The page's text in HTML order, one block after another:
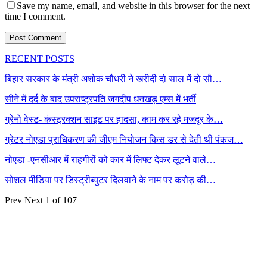
Save my name, email, and website in this browser for the next
time I comment.
RECENT POSTS
बिहार सरकार के मंत्री अशोक चौधरी ने खरीदी दो साल में दो सौ…
सीने में दर्द के बाद उपराष्ट्रपति जगदीप धनखड़ एम्स में भर्ती
ग्रेनो वेस्ट- कंस्ट्रक्शन साइट पर हादसा, काम कर रहे मजदूर के…
ग्रेटर नोएडा प्राधिकरण की जीएम नियोजन किस डर से देती थी पंकज…
नोएडा -एनसीआर में राहगीरों को कार में लिफ्ट देकर लूटने वाले…
सोशल मीडिया पर डिस्ट्रीब्युटर दिलवाने के नाम पर करोड़ की…
Prev Next 1 of 107